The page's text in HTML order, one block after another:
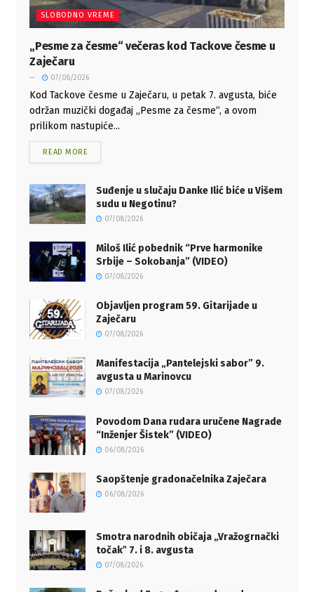
SLOBODNO VREME
„Pesme za česme“ večeras kod Tackove česme u
Zaječaru
07/08/2026
Kod Tackove česme u Zaječaru, u petak 7. avgusta, biće
održan muzički događaj „Pesme za česme“, a ovom
prilikom nastupiće...
READ MORE
Suđenje u slučaju Danke Ilić biće u Višem
sudu u Negotinu?
07/08/2026
Miloš Ilić pobednik “Prve harmonike
Srbije – Sokobanja” (VIDEO)
07/08/2026
Objavljen program 59. Gitarijade u
Zaječaru
07/08/2026
Manifestacija „Pantelejski sabor” 9.
avgusta u Marinovcu
07/08/2026
Povodom Dana rudara uručene Nagrade
“Inženjer Šistek” (VIDEO)
06/08/2026
Saopštenje gradonačelnika Zaječara
06/08/2026
Smotra narodnih običaja „Vražogrnački
točakˮ 7. i 8. avgusta
07/08/2026